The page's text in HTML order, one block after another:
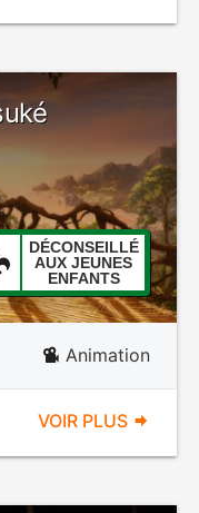
DÉCONSEILLÉ
AUX JEUNES
ENFANTS
Animation
VOIR PLUS